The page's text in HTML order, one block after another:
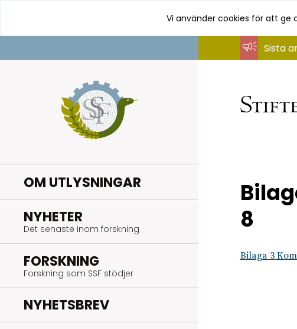
innehåll
Vi använder cookies för att ge
OM UTLYSNINGAR
NYHETER
Det senaste inom forskning
FORSKNING
Forskning som SSF stödjer
NYHETSBREV
Sista
8
Bilaga 3